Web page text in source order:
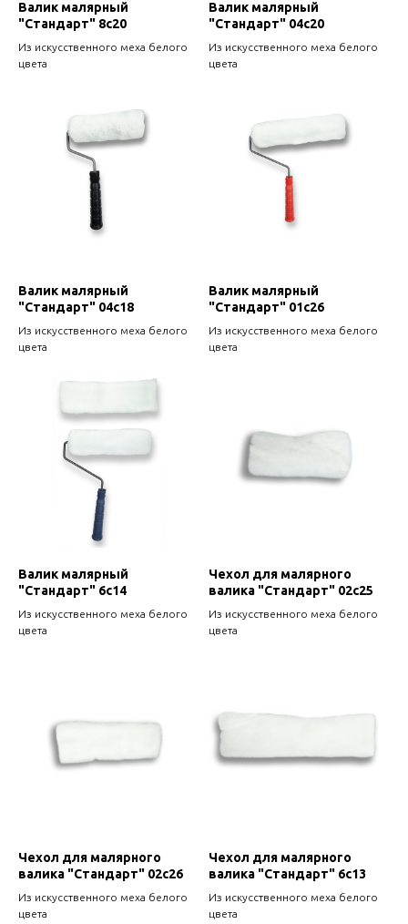
Валик малярный
"Стандарт" 8с20
Из искусственного меха белого
цвета
Валик малярный
"Стандарт" 04с20
Из искусственного меха белого
цвета
Валик малярный
"Стандарт" 04с18
Из искусственного меха белого
цвета
Валик малярный
"Стандарт" 01с26
Из искусственного меха белого
цвета
Валик малярный
"Стандарт" 6с14
Из искусственного меха белого
цвета
Чехол для малярного
валика "Стандарт" 02с25
Из искусственного меха белого
цвета
Чехол для малярного
валика "Стандарт" 02с26
Из искусственного меха белого
цвета
Чехол для малярного
валика "Стандарт" 6с13
Из искусственного меха белого
цвета